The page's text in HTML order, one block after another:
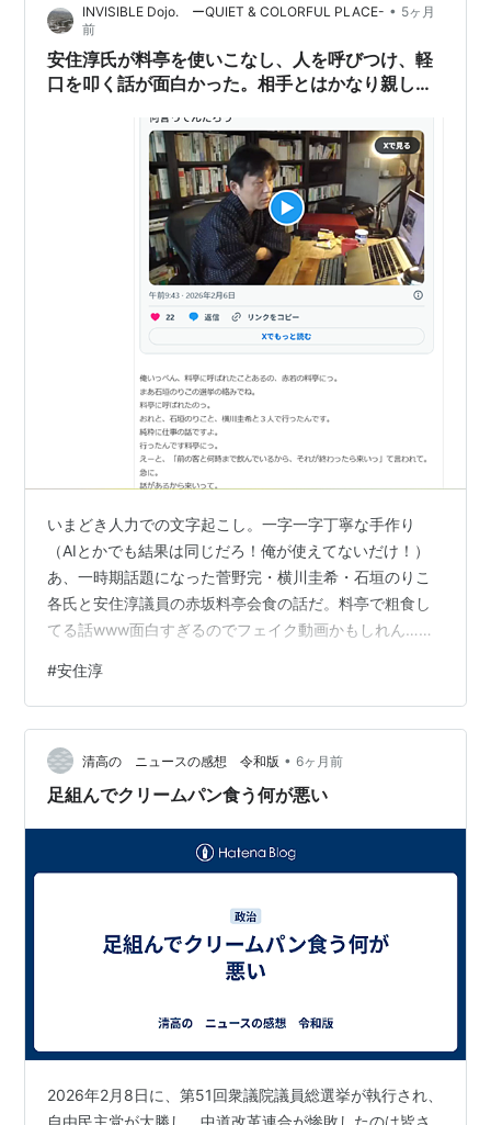
INVISIBLE Dojo. ーQUIET & COLORFUL PLACE- • 5ヶ月
前
安住淳氏が料亭を使いこなし、人を呼びつけ、軽
口を叩く話が面白かった。相手とはかなり親しい
いまどき人力での文字起こし。一字一字丁寧な手作り
（AIとかでも結果は同じだろ！俺が使えてないだけ！）
あ、一時期話題になった菅野完・横川圭希・石垣のりこ
各氏と安住淳議員の赤坂料亭会食の話だ。料亭で粗食し
てる話www面白すぎるのでフェイク動画かもしれん…
6, 2026 高価なもの食べてますよ、コイツ何言ってんだ
ろうpic.twitter.com/52z9EIFBow— シリウス
(@serius11112) February 6, 2026 俺いっぺん、料亭に呼
ばれたことあるの、赤若の料亭にっ。…
#安住淳
清高の ニュースの感想 令和版 • 6ヶ月前
足組んでクリームパン食う何が悪い
2026年2月8日に、第51回衆議院議員総選挙が執行され、